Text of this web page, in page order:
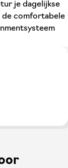
je dagelijkse
de comfortabele